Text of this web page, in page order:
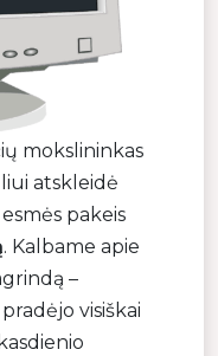
mokslininkas
atskleidė
pakeis
. Kalbame apie
–
pradėjo visiškai